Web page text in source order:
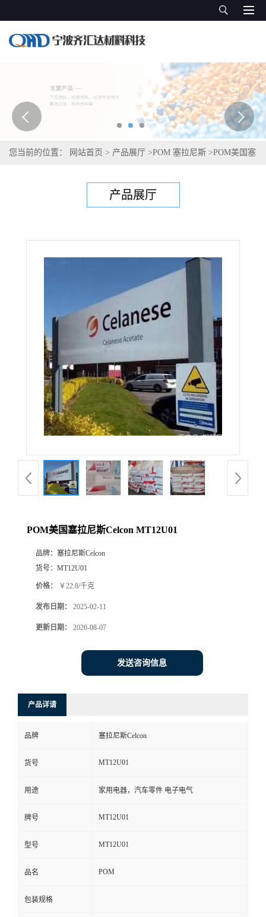
您当前的位置： 网站首页 > 产品展厅 >POM 塞拉尼斯 >POM美国塞
产品展厅
POM美国塞拉尼斯Celcon MT12U01
品牌： 塞拉尼斯Celcon
货号： MT12U01
价格： ￥22.8/千克
发布日期： 2025-02-11
更新日期： 2026-08-07
发送咨询信息
产品详请
品牌 塞拉尼斯Celcon
货号 MT12U01
用途 家用电器，汽车零件 电子电气
牌号 MT12U01
型号 MT12U01
品名 POM
包装规格